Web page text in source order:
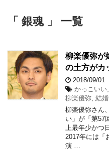
「 銀魂 」 一覧
柳楽優弥が
の土方がカ
2018/09/01
かっこいい
柳楽優弥 結婚
柳楽優弥さん
い」が「第57
上最年少かつ
2017年には
演 …